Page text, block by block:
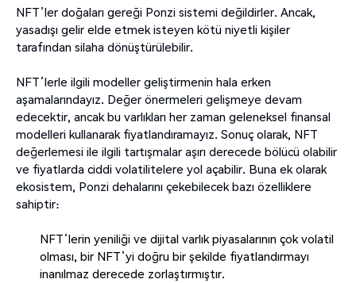
NFT’ler doğaları gereği Ponzi sistemi değildirler. Ancak,
yasadışı gelir elde etmek isteyen kötü niyetli kişiler
tarafından silaha dönüştürülebilir.
NFT’lerle ilgili modeller geliştirmenin hala erken
aşamalarındayız. Değer önermeleri gelişmeye devam
edecektir, ancak bu varlıkları her zaman geleneksel finansal
modelleri kullanarak fiyatlandıramayız. Sonuç olarak, NFT
değerlemesi ile ilgili tartışmalar aşırı derecede bölücü olabilir
ve fiyatlarda ciddi volatilitelere yol açabilir. Buna ek olarak
ekosistem, Ponzi dehalarını çekebilecek bazı özelliklere
sahiptir:
NFT’lerin yeniliği ve dijital varlık piyasalarının çok volatil
olması, bir NFT’yi doğru bir şekilde fiyatlandırmayı
inanılmaz derecede zorlaştırmıştır.